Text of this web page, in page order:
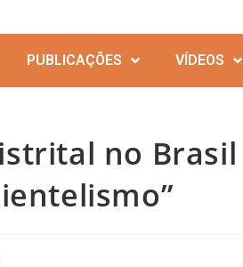
PUBLICAÇÕES VÍDEOS
no